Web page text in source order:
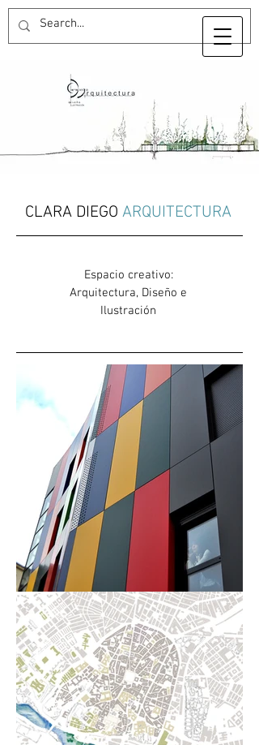
CLARA DIEGO ARQUITECTURA
Espacio creativo:
Arquitectura, Diseño e
Ilustración